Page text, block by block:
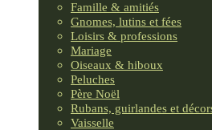
Famille & amitiés
Gnomes, lutins et fées
Loisirs & professions
Mariage
Oiseaux & hiboux
Peluches
Père Noël
Rubans, guirlandes et
Vaisselle